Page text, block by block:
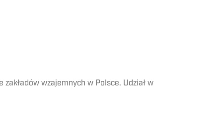
wzajemnych w Polsce. Udział w